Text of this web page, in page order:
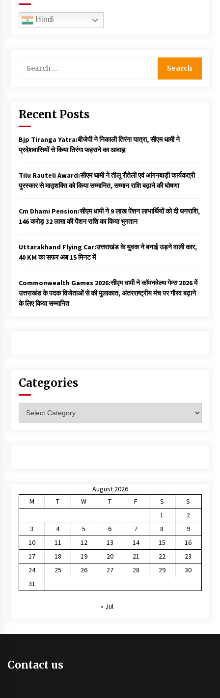
Hindi
for:
Recent Posts
Bjp Tiranga Yatra:बीजेपी ने निकाली तिरंगा यात्रा, सीएम धामी ने
प्रदेशवासियों से किया तिरंगा फहराने का आवाह्न
Tilu Rauteli Award:सीएम धामी ने तीलू रौतेली एवं आंगनबाड़ी कार्यकत्री
पुरस्कार से मातृशक्ति को किया सम्मानित, सम्मान राशि बढ़ाने की घोषणा
Cm Dhami Pension:सीएम धामी ने 9 लाख पेंशन लाभार्थियों को दी धनराशि, ₹
146 करोड़ 32 लाख की पेंशन राशि का किया भुगतान
Uttarakhand Flying Car:उत्तराखंड के युवक ने बनाई उड़ने वाली कार,
40 KM का सफर अब 15 मिनट में
Commonwealth Games 2026:सीएम धामी ने कॉमनवेल्थ गेम्स 2026 में
उत्तराखंड के पदक विजेताओं से की मुलाकात, अंतरराष्ट्रीय मंच पर गौरव बढ़ाने
के लिए किया सम्मानित
Categories
August 2026
M
T W T F S
S
1
2
3
4 5 6 7 8
9
10
11 12 13 14 15
16
17
18 19 20 21 22
23
24
25 26 27 28 29
30
31
« Jul
Contact us